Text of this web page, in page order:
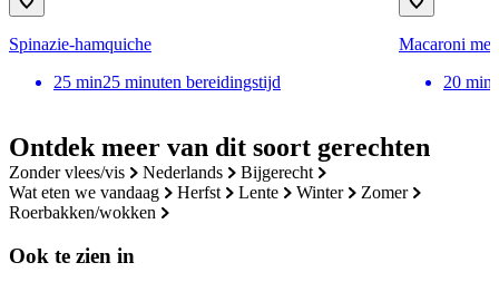
Ontdek meer van dit soort gerechten
zonder vlees/vis nederlands
bijgerecht
wat eten we vandaag
herfst lente winter
zomer
roerbakken/wokken
Ook te zien in
Spinazie-hamquiche
25 min25 minuten bereidingstijd
Macaroni
20 min